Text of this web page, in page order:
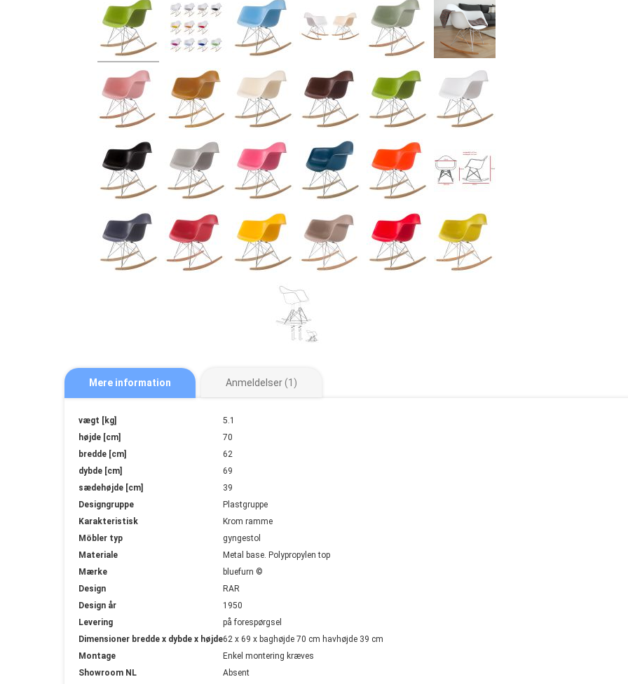
Mere information
Mere
information
vægt [kg]
5.1
højde [cm]
70
bredde [cm]
62
dybde [cm]
69
sædehøjde [cm]
39
Designgruppe
Plastgruppe
Karakteristisk
Krom ramme
Möbler typ
gyngestol
Materiale
Metal base. Polypropylen top
Mærke
bluefurn ©
Design
RAR
Design år
1950
Levering
på forespørgsel
Dimensioner bredde x dybde x højde62 x 69 x baghøjde 70 cm havhøjde 39 cm
Montage
Enkel montering kræves
Showroom NL
Absent
Anmeldelser 1